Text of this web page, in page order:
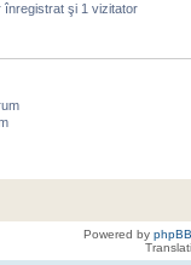
înregistrat şi 1 vizitator
Powered by phpBB